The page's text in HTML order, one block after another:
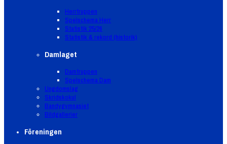
Herrtruppen
Spelschema Herr
Statistik 25/26
Statistik & rekord (historik)
Damlaget
Damtruppen
Spelschema Dam
Ungdomslag
Skridskokul
Bandygymnasiet
Bildgallerier
Föreningen